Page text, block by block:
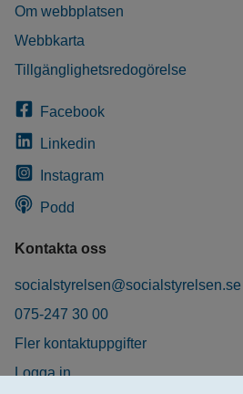
Om webbplatsen
Webbkarta
Tillgänglighetsredogörelse
Facebook
Linkedin
Instagram
Podd
Kontakta oss
socialstyrelsen@socialstyrelsen.se
075-247 30 00
Fler kontaktuppgifter
Logga in